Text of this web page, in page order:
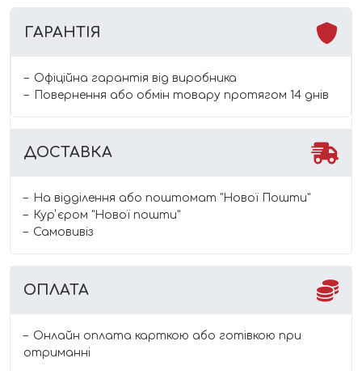
ГАРАНТІЯ
Офіційна гарантія від виробника
Повернення або обмін товару протягом 14 днів
ДОСТАВКА
На відділення або поштомат "Нової Пошти"
Курʼєром "Нової пошти"
Самовивіз
ОПЛАТА
Онлайн оплата карткою або готівкою при
отриманні